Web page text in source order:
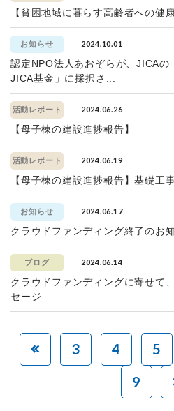
【貧困地域に暮らす高齢者への健
お知らせ 2024.10.01
認定NPO法人あおぞらが、JICAの
JICA基金」に採択さ...
活動レポート 2024.06.26
【母子棟の建設進捗報告】
活動レポート 2024.06.19
【母子棟の建設進捗報告】基礎工
お知らせ 2024.06.17
クラウドファンディング終了のお
ブログ 2024.06.14
クラウドファンディングに寄せて
セージ
3 4 5
9